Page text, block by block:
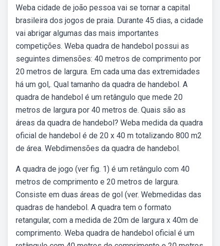
Weba cidade de joão pessoa vai se tornar a capital
brasileira dos jogos de praia. Durante 45 dias, a cidade
vai abrigar algumas das mais importantes
competições. Weba quadra de handebol possui as
seguintes dimensões: 40 metros de comprimento por
20 metros de largura. Em cada uma das extremidades
há um gol,. Qual tamanho da quadra de handebol. A
quadra de handebol é um retângulo que mede 20
metros de largura por 40 metros de. Quais são as
áreas da quadra de handebol? Weba medida da quadra
oficial de handebol é de 20 x 40 m totalizando 800 m2
de área. Webdimensões da quadra de handebol.
A quadra de jogo (ver fig. 1) é um retângulo com 40
metros de comprimento e 20 metros de largura.
Consiste em duas áreas de gol (ver. Webmedidas das
quadras de handebol. A quadra tem o formato
retangular, com a medida de 20m de largura x 40m de
comprimento. Weba quadra de handebol oficial é um